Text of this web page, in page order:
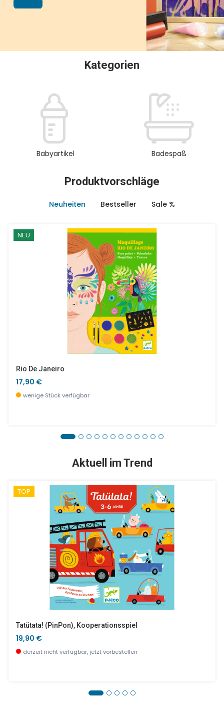
Kategorien
Babyartikel Badespaß
Produktvorschläge
Neuheiten Bestseller Sale %
NEU
Rio De Janeiro
17,90 €
wenige Stück verfügbar
Set Mit Tamburin, Maracas, Guiro - Animambo
Peppa Pig Baby Essteller 18 Cm
Aktuell im Trend
TOP
Tatütata! (PinPon), Kooperationsspiel
19,90 €
derzeit nicht verfügbar, jetzt vorbestellen